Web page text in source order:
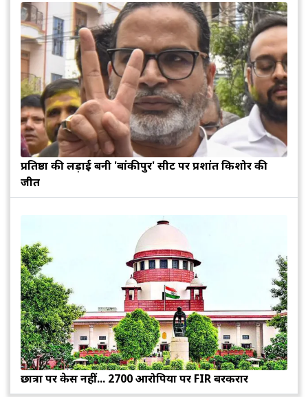
प्रतिष्ठा की लड़ाई बनी 'बांकीपुर' सीट पर प्रशांत किशोर की
जीत
छात्रों पर केस नहीं... 2700 आरोपियों पर FIR बरकरार